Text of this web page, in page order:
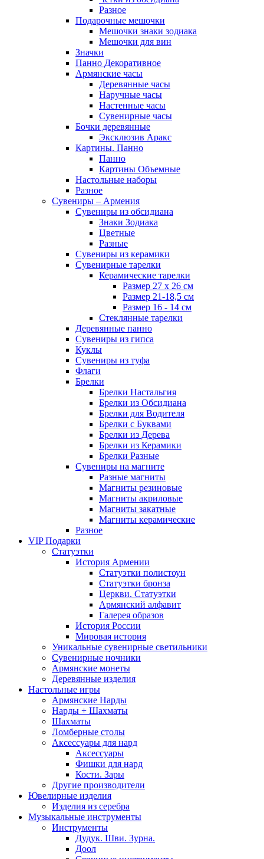
Разное
Подарочные мешочки
Мешочки знаки зодиака
Мешочки для вин
Значки
Панно Декоративное
Армянские часы
Деревянные часы
Наручные часы
Настенные часы
Сувенирные часы
Бочки деревянные
Эксклюзив Аракс
Картины. Панно
Панно
Картины Объемные
Настольные наборы
Разное
Сувениры – Армения
Сувениры из обсидиана
Знаки Зодиака
Цветные
Разные
Сувениры из керамики
Сувенирные тарелки
Керамические тарелки
Размер 27 х 26 см
Размер 21-18,5 см
Размер 16 - 14 см
Стеклянные тарелки
Деревянные панно
Сувениры из гипса
Куклы
Сувениры из туфа
Флаги
Брелки
Брелки Настальгия
Брелки из Обсидиана
Брелки для Водителя
Брелки с Буквами
Брелки из Дерева
Брелки из Керамики
Брелки Разные
Сувениры на магните
Разные магниты
Магниты резиновые
Магниты акриловые
Магниты закатные
Магниты керамические
Разное
VIP Подарки
Статуэтки
История Армении
Статуэтки полистоун
Статуэтки бронза
Церкви. Статуэтки
Армянский алфавит
Галерея образов
История России
Мировая история
Уникальные сувенирные светильники
Сувенирные ночники
Армянские монеты
Деревянные изделия
Настольные игры
Армянские Нарды
Нарды + Шахматы
Шахматы
Ломберные столы
Аксессуары для нард
Аксессуары
Фишки для нард
Кости. Зары
Другие производители
Ювелирные изделия
Изделия из серебра
Музыкальные инструменты
Инструменты
Дудук. Шви. Зурна.
Доол